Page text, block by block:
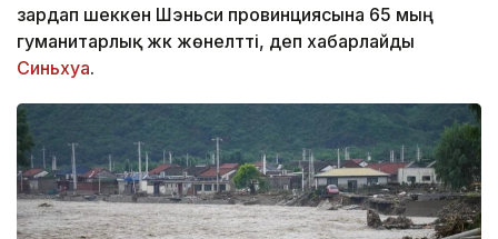
зардап шеккен Шэньси провинциясына 65 мың
гуманитарлық жүк жөнелтті, деп хабарлайды
Синьхуа.